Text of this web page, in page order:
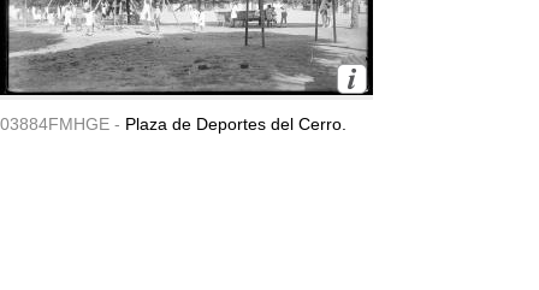
03884FMHGE - Plaza de Deportes del Cerro.